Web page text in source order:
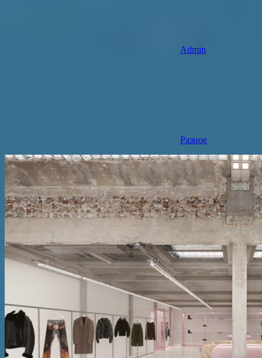
Admin
Разное